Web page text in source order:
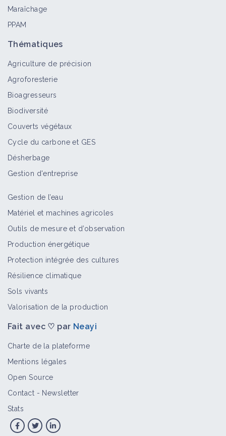
Linotte mélodieuse
Pigeon ramier
Bioagresseur
Maraîchage
PPAM
Thématiques
Agriculture de précision
Agroforesterie
Bioagresseurs
Biodiversité
Couverts végétaux
Cycle du carbone et GES
Désherbage
Gestion d'entreprise
Gestion de l’eau
Matériel et machines agricoles
Outils de mesure et d’observation
Production énergétique
Protection intégrée des cultures
Résilience climatique
Sols vivants
Valorisation de la production
Fait avec ♡ par Neayi
Charte de la plateforme
Mentions légales
Open Source
Contact - Newsletter
Stats